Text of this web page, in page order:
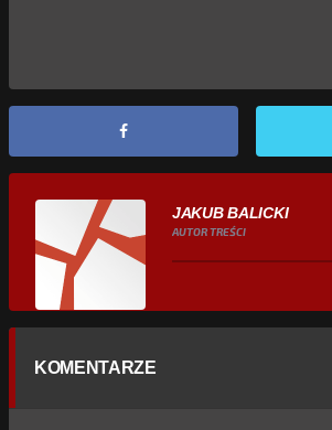
JAKUB BALICKI
AUTOR TREŚCI
KOMENTARZE